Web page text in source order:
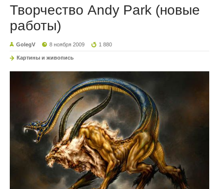
Творчество Andy Park (новые
работы)
GolegV 8 ноября 2009 1 880
Картины и живопись